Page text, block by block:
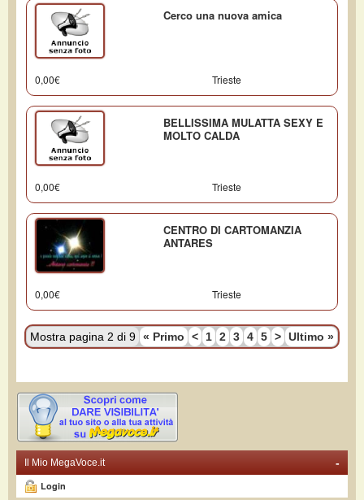
Cerco una nuova amica
0,00€ Trieste
BELLISSIMA MULATTA SEXY E
MOLTO CALDA
0,00€ Trieste
CENTRO DI CARTOMANZIA
ANTARES
0,00€ Trieste
Mostra pagina 2 di 9 « Primo < 1 2 3 4 5 > Ultimo »
-
Il Mio MegaVoce.it
Login